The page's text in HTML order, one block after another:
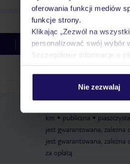
oferowania funkcji mediów
funkcje strony.
Klikając „Zezwól na
personalizować swój wybór
Szczegółowe informacje o
Nie zezwalaj
Hotel Opinie
km
publiczna piaszczysta
jest gwarantowana,
jest gwarantowana,
za opłatą